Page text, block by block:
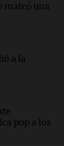
en
marcó una
a la
pop a los